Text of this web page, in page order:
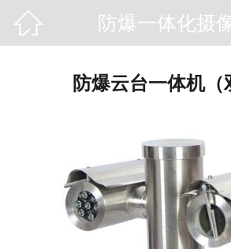
 防爆一体化摄
防爆云台一体机（